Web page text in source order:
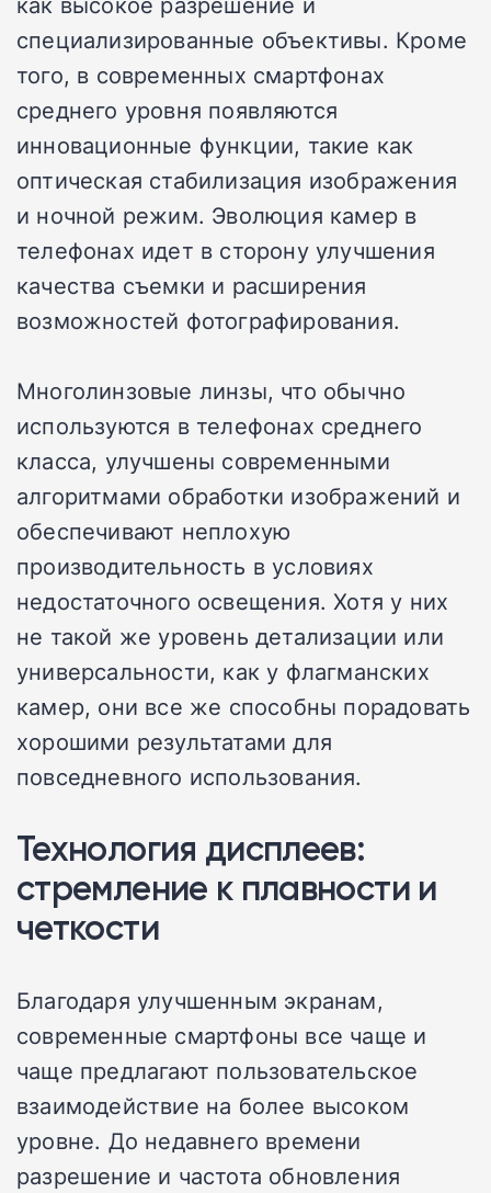
специализированные объективы. Кроме
того, в современных смартфонах
среднего уровня появляются
инновационные функции, такие как
оптическая стабилизация изображения
и ночной режим. Эволюция камер в
телефонах идет в сторону улучшения
качества съемки и расширения
возможностей фотографирования.
Многолинзовые линзы, что обычно
используются в телефонах среднего
класса, улучшены современными
алгоритмами обработки изображений и
обеспечивают неплохую
производительность в условиях
недостаточного освещения. Хотя у них
не такой же уровень детализации или
универсальности, как у флагманских
камер, они все же способны порадовать
хорошими результатами для
повседневного использования.
Технология дисплеев:
стремление к плавности и
четкости
Благодаря улучшенным экранам,
современные смартфоны все чаще и
чаще предлагают пользовательское
взаимодействие на более высоком
уровне. До недавнего времени
разрешение и частота обновления